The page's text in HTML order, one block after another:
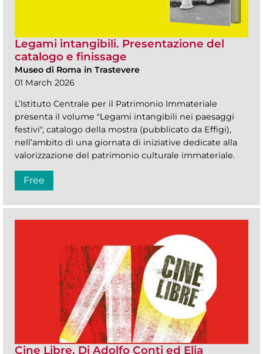
Legami intangibili. Presentazione del
catalogo e finissage
Museo di Roma in Trastevere
01 March 2026
L’Istituto Centrale per il Patrimonio Immateriale
presenta il volume "Legami intangibili nei paesaggi
festivi", catalogo della mostra (pubblicato da Effigi),
nell’ambito di una giornata di iniziative dedicate alla
valorizzazione del patrimonio culturale immateriale.
Free
Cine Libre. Di Adolfo Conti ed Elia